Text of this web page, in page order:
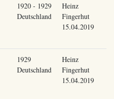
1920 - 1929
Deutschland
Heinz
Fingerhut
15.04.2019
1929
Deutschland
Heinz
Fingerhut
15.04.2019